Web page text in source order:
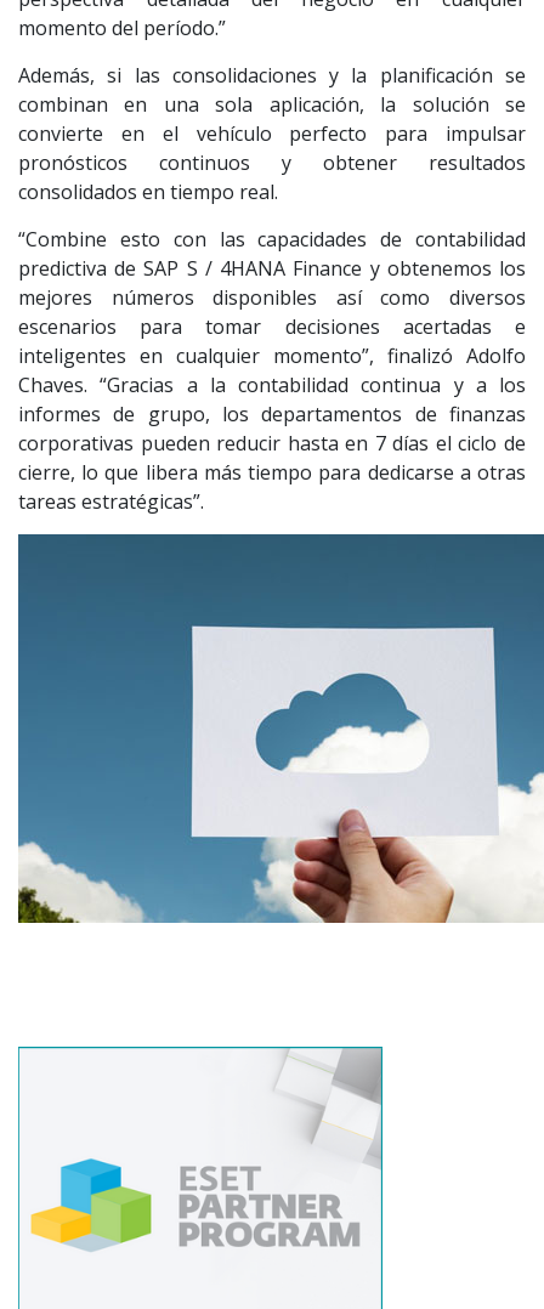
momento del período.”
Además, si las consolidaciones y la planificación se
combinan en una sola aplicación, la solución se
convierte en el vehículo perfecto para impulsar
pronósticos continuos y obtener resultados
consolidados en tiempo real.
“Combine esto con las capacidades de contabilidad
predictiva de SAP S / 4HANA Finance y obtenemos los
mejores números disponibles así como diversos
escenarios para tomar decisiones acertadas e
inteligentes en cualquier momento”, finalizó Adolfo
Chaves. “Gracias a la contabilidad continua y a los
informes de grupo, los departamentos de finanzas
corporativas pueden reducir hasta en 7 días el ciclo de
cierre, lo que libera más tiempo para dedicarse a otras
tareas estratégicas”.